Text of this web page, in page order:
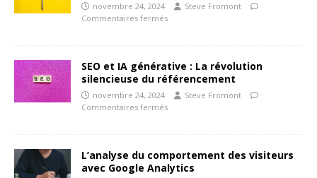
novembre 24, 2024
Steve Fromont
Commentaires fermés
SEO et IA générative : La révolution
silencieuse du référencement
novembre 24, 2024
Steve Fromont
Commentaires fermés
L’analyse du comportement des visiteurs
avec Google Analytics